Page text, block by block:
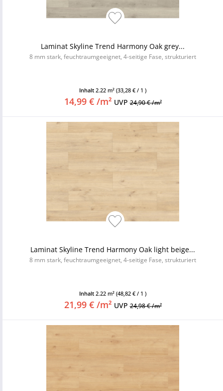
Laminat Skyline Trend Harmony Oak grey...
8 mm stark, feuchtraumgeeignet, 4-seitige Fase, strukturiert
Inhalt 2.22 m² (33,28 € / 1 )
14,99 € /m² UVP24,90 € /m²
Laminat Skyline Trend Harmony Oak light beige...
8 mm stark, feuchtraumgeeignet, 4-seitige Fase, strukturiert
Inhalt 2.22 m² (48,82 € / 1 )
21,99 € /m² UVP24,98 € /m²